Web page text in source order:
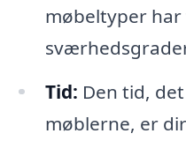
møbeltyper
Tid: Den tid,
møblerne, er